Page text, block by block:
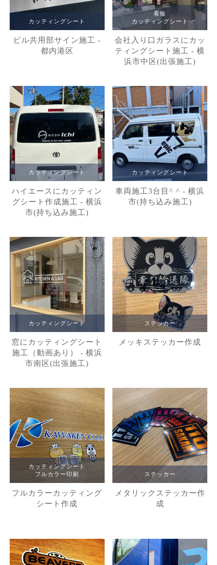
カッティングシート
ビル共用部サイン施工 -
都内港区
看板
カッティングシート
会社入り口ガラスにカッ
ティングシート施工 - 横
浜市中区(出張施工)
カッティングシート
ハイエースにカッティン
グシート作成施工 - 横浜
市(持ち込み施工)
カッティングシート
車両施工3台目^ ^ - 横浜
市(持ち込み施工)
カッティングシート
窓にカッティングシート
施工（動画あり） - 横浜
市南区(出張施工)
ステッカー
メッキステッカー作成
カッティングシート
フルカラー印刷
フルカラーカッティング
シート作成
ステッカー
メタリックステッカー作
成